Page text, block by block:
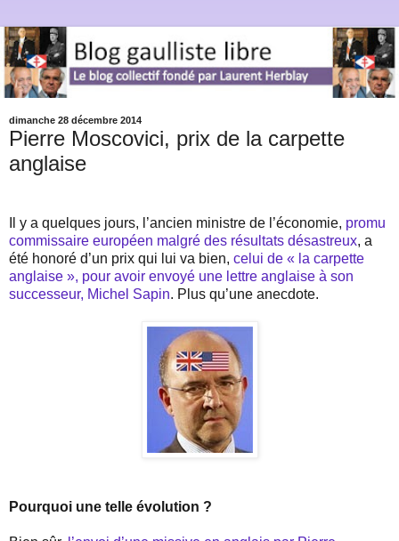
dimanche 28 décembre 2014
Pierre Moscovici, prix de la carpette
anglaise
Il y a quelques jours, l’ancien ministre de l’économie, promu
commissaire européen malgré des résultats désastreux, a
été honoré d’un prix qui lui va bien, celui de « la carpette
anglaise », pour avoir envoyé une lettre anglaise à son
successeur, Michel Sapin. Plus qu’une anecdote.
Pourquoi une telle évolution ?